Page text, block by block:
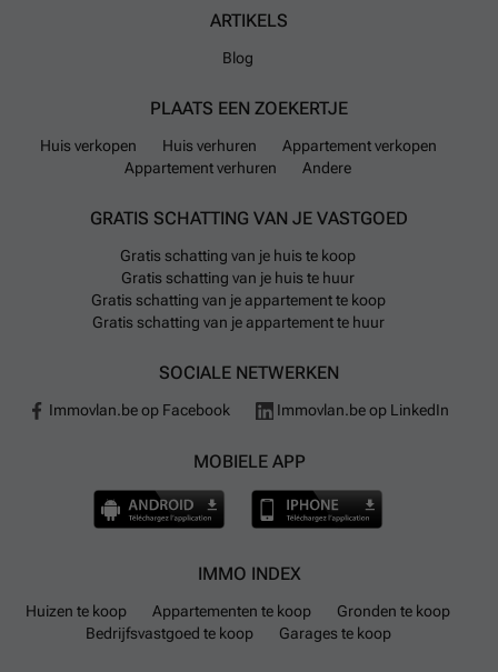
ARTIKELS
Blog
PLAATS EEN ZOEKERTJE
Huis verkopen Huis verhuren
Appartement verkopen
Appartement verhuren
Andere
GRATIS SCHATTING VAN JE VASTGOED
Gratis schatting van je huis te koop
Gratis schatting van je huis te huur
Gratis schatting van je appartement te koop
Gratis schatting van je appartement te huur
SOCIALE NETWERKEN
Immovlan.be op Facebook Immovlan.be op LinkedIn
MOBIELE APP
IMMO INDEX
Huizen te koop Appartementen te koop
Gronden te koop
Bedrijfsvastgoed te koop
Garages te koop